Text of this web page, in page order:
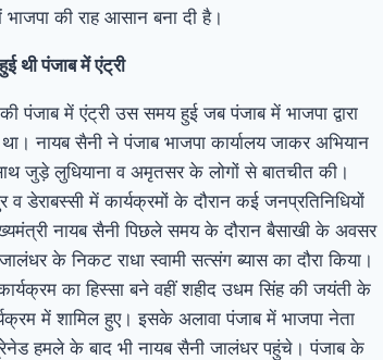
की राह आसान बना दी है।
थी पंजाब में एंट्री
पंजाब में एंट्री उस समय हुई जब पंजाब में भाजपा द्वारा
नायब सैनी ने पंजाब भाजपा कार्यालय जाकर अभियान
जुड़े लुधियाना व अमृतसर के लोगों से बातचीत की।
डेराबस्सी में कार्यक्रमों के दौरान कई जनप्रतिनिधियों
नायब सैनी पिछले समय के दौरान बैसाखी के अवसर
के निकट राधा स्वामी सत्संग ब्यास का दौरा किया।
का हिस्सा बने वहीं शहीद उधम सिंह की जयंती के
में शामिल हुए। इसके अलावा पंजाब में भाजपा नेता
हमले के बाद भी नायब सैनी जालंधर पहुंचे। पंजाब के